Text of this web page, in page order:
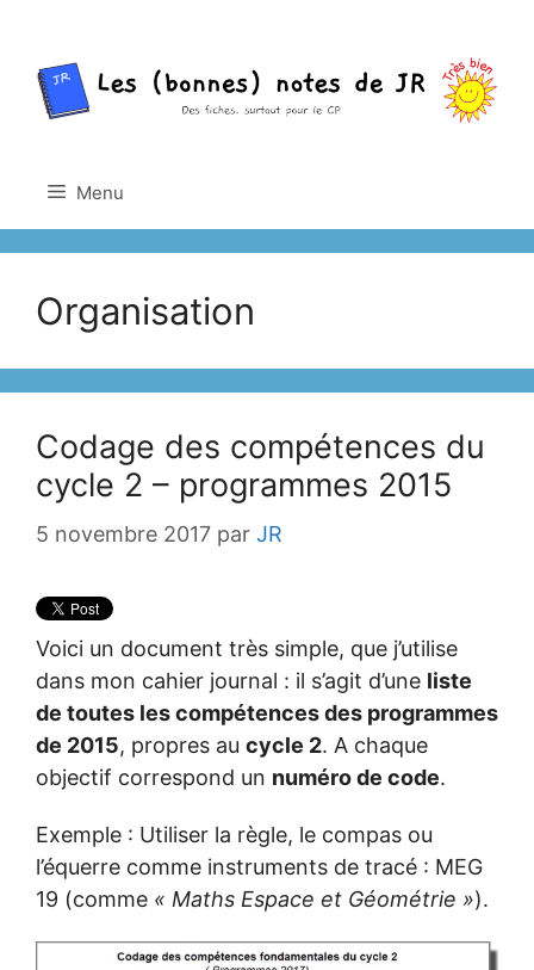
contenu
Menu
Organisation
Codage des compétences du
cycle 2 – programmes 2015
5 novembre 2017 par JR
Voici un document très simple, que j’utilise
dans mon cahier journal : il s’agit d’une liste
de toutes les compétences des programmes
de 2015, propres au cycle 2. A chaque
objectif correspond un numéro de code.
Exemple : Utiliser la règle, le compas ou
l’équerre comme instruments de tracé : MEG
19 (comme « Maths Espace et Géométrie »).